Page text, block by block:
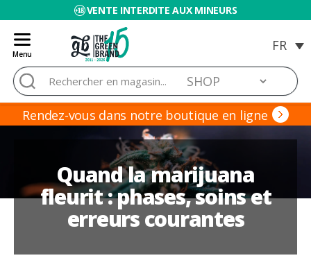
VENTE INTERDITE AUX MINEURS
Menu
Blog
de
Grow
Barato
Rechercher :
Rendez-vous dans notre boutique en ligne
Quand la marijuana
fleurit : phases, soins et
erreurs courantes